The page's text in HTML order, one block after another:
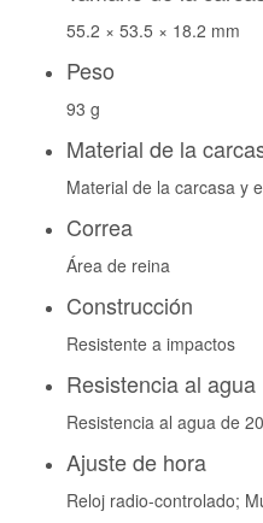
55.2 × 53.5 × 18.2 mm
Peso
93 g
Material de la
Material de la carcasa y
Correa
Área de reina
Construcción
Resistente a impactos
Resistencia al agua
Resistencia al agua de
Ajuste de hora
Reloj radio-controlado;